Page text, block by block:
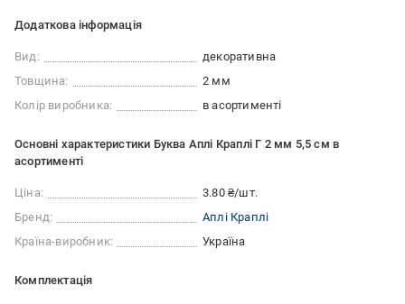
Додаткова інформація
Вид:
декоративна
Товщина:
2 мм
Колір виробника:
в асортименті
Основні характеристики Буква Аплі Краплі Г 2 мм 5,5 см в
асортименті
Ціна:
3.80 ₴/шт.
Бренд:
Аплі Краплі
Країна-виробник:
Україна
Комплектація